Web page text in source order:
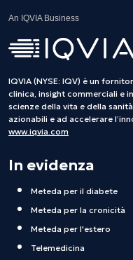
An IQVIA Business
IQVIA (NYSE: IQV) è un
clinica, insight commerciali e
scienze della vita e della
azionabili e ad accelerare
www.iqvia.com
In evidenza
Meteda per il diabete
Meteda per la cronicità
Meteda per l'estero
Telemedicina